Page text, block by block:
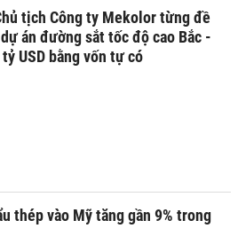
tịch Công ty Mekolor từng đề
án đường sắt tốc độ cao Bắc -
USD bằng vốn tự có
thép vào Mỹ tăng gần 9% trong